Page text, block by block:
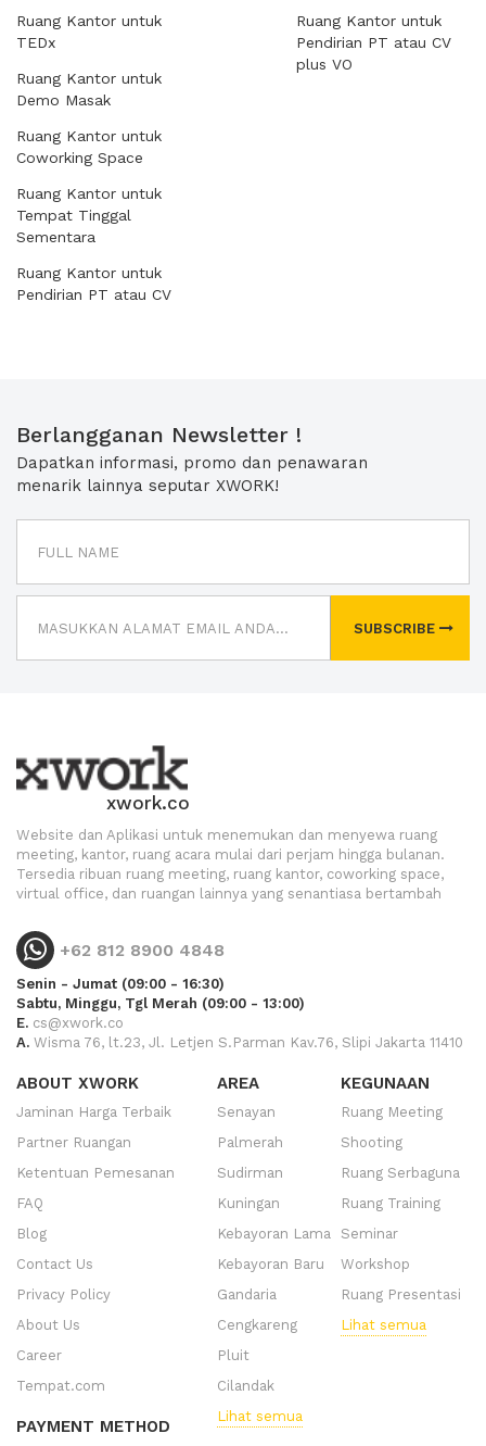
Ruang Kantor untuk
TEDx
Ruang Kantor untuk
Demo Masak
Ruang Kantor untuk
Coworking Space
Ruang Kantor untuk
Tempat Tinggal
Sementara
Ruang Kantor untuk
Pendirian PT atau CV
Ruang Kantor untuk
Pendirian PT atau CV
plus VO
Berlangganan Newsletter !
Dapatkan informasi, promo dan penawaran
menarik lainnya seputar XWORK!
SUBSCRIBE
xwork.co
Website dan Aplikasi untuk menemukan dan menyewa ruang
meeting, kantor, ruang acara mulai dari perjam hingga bulanan.
Tersedia ribuan ruang meeting, ruang kantor, coworking space,
virtual office, dan ruangan lainnya yang senantiasa bertambah
+62 812 8900 4848
Senin - Jumat (09:00 - 16:30)
Sabtu, Minggu, Tgl Merah (09:00 - 13:00)
E. cs@xwork.co
A. Wisma 76, lt.23, Jl. Letjen S.Parman Kav.76, Slipi Jakarta 11410
ABOUT XWORK
Jaminan Harga Terbaik
Partner Ruangan
Ketentuan Pemesanan
FAQ
Blog
Contact Us
Privacy Policy
About Us
Career
Tempat.com
PAYMENT METHOD
AREA
Senayan
Palmerah
Sudirman
Kuningan
Kebayoran Lama
Kebayoran Baru
Gandaria
Cengkareng
Pluit
Cilandak
Lihat semua
KEGUNAAN
Ruang Meeting
Shooting
Ruang Serbaguna
Ruang Training
Seminar
Workshop
Ruang Presentasi
Lihat semua